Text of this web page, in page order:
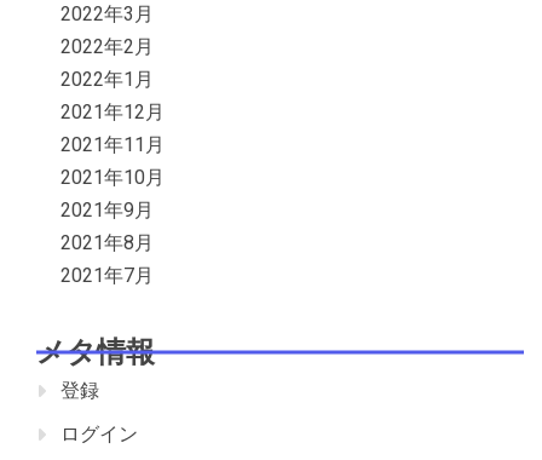
2022年3月
2022年2月
2022年1月
2021年12月
2021年11月
2021年10月
2021年9月
2021年8月
2021年7月
メタ情報
登録
ログイン